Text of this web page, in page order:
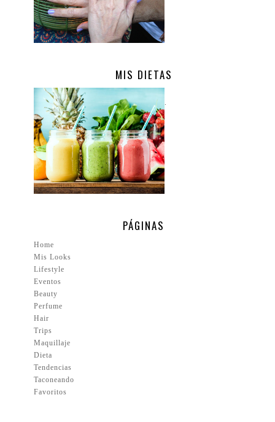
MIS DIETAS
.
PÁGINAS
Home
Mis Looks
Lifestyle
Eventos
Beauty
Perfume
Hair
Trips
Maquillaje
Dieta
Tendencias
Taconeando
Favoritos